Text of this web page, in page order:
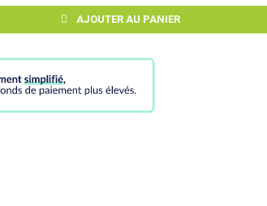
AJOUTER AU PANIER